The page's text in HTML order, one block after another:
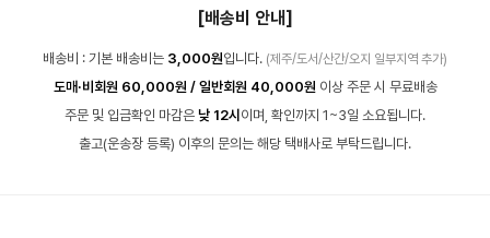
[배송비 안내]
배송비 : 기본 배송비는 3,000원입니다. (제주/도서/산간/오지 일부지역 추가)
도매·비회원 60,000원 / 일반회원 40,000원 이상 주문 시 무료배송
주문 및 입금확인 마감은 낮 12시 이며, 확인까지 1~3일 소요됩니다.
출고(운송장 등록) 이후의 문의는 해당 택배사로 부탁드립니다.